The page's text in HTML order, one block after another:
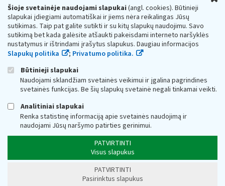
Šioje svetainėje naudojami slapukai(angl. cookies). Būtinieji
slapukai įdiegiami automatiškai ir jiems nėra reikalingas Jūsų
sutikimas. Taip pat galite sutikti ir su kitų slapukų naudojimu. Savo
sutikimą bet kada galėsite atšaukti pakeisdami interneto naršyklės
nustatymus ir ištrindami įrašytus slapukus. Daugiau informacijos
Slapukų politika
; Privatumo politika.
Būtinieji slapukai
Naudojami sklandžiam svetainės veikimui ir įgalina pagrindines
svetainės funkcijas. Be šių slapukų svetainė negali tinkamai veikti.
Analitiniai slapukai
Renka statistinę informaciją apie svetainės naudojimą ir
naudojami Jūsų naršymo patirties gerinimui.
PATVIRTINTI
Visus slapukus
PATVIRTINTI
Pasirinktus slapukus
Respublikos finansų ministerijos
Biudžetinė įstaiga. Juridinio asmens kodas — 188659752,
adresas: Vasario 16-osios g. 14, 01107 Vilnius, Lietuva, el.paštas:
vmi@vmi.lt, E. pristatymo dėžutės adresas 188659752
Duomenys apie Valstybinę mokesčių inspekciją prie Lietuvos
Respublikos finansų ministerijos kaupiami ir saugomi Juridinių